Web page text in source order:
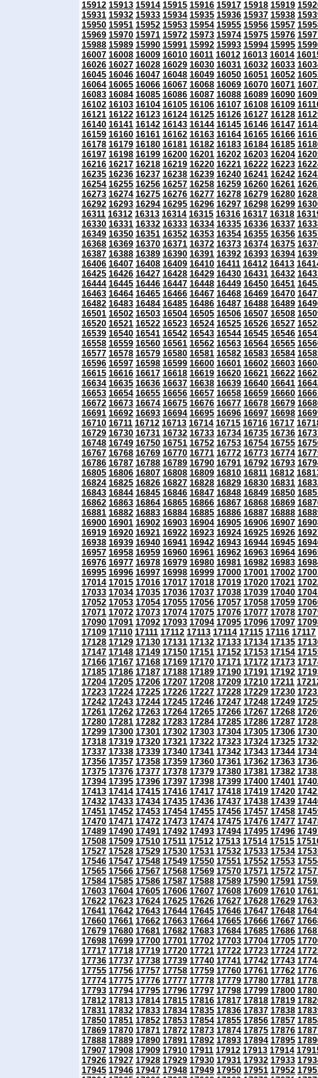
15912 15913 15914 15915 15916 15917 15918 15919
15931 15932 15933 15934 15935 15936 15937 15938
15950 15951 15952 15953 15954 15955 15956 15957
15969 15970 15971 15972 15973 15974 15975 15976
15988 15989 15990 15991 15992 15993 15994 15995
16007 16008 16009 16010 16011 16012 16013 16014
16026 16027 16028 16029 16030 16031 16032 16033
16045 16046 16047 16048 16049 16050 16051 16052
16064 16065 16066 16067 16068 16069 16070 16071
16083 16084 16085 16086 16087 16088 16089 16090
16102 16103 16104 16105 16106 16107 16108 16109
16121 16122 16123 16124 16125 16126 16127 16128
16140 16141 16142 16143 16144 16145 16146 16147
16159 16160 16161 16162 16163 16164 16165 16166
16178 16179 16180 16181 16182 16183 16184 16185
16197 16198 16199 16200 16201 16202 16203 16204
16216 16217 16218 16219 16220 16221 16222 16223
16235 16236 16237 16238 16239 16240 16241 16242
16254 16255 16256 16257 16258 16259 16260 16261
16273 16274 16275 16276 16277 16278 16279 16280
16292 16293 16294 16295 16296 16297 16298 16299
16311 16312 16313 16314 16315 16316 16317 16318
16330 16331 16332 16333 16334 16335 16336 16337
16349 16350 16351 16352 16353 16354 16355 16356
16368 16369 16370 16371 16372 16373 16374 16375
16387 16388 16389 16390 16391 16392 16393 16394
16406 16407 16408 16409 16410 16411 16412 16413
16425 16426 16427 16428 16429 16430 16431 16432
16444 16445 16446 16447 16448 16449 16450 16451
16463 16464 16465 16466 16467 16468 16469 16470
16482 16483 16484 16485 16486 16487 16488 16489
16501 16502 16503 16504 16505 16506 16507 16508
16520 16521 16522 16523 16524 16525 16526 16527
16539 16540 16541 16542 16543 16544 16545 16546
16558 16559 16560 16561 16562 16563 16564 16565
16577 16578 16579 16580 16581 16582 16583 16584
16596 16597 16598 16599 16600 16601 16602 16603
16615 16616 16617 16618 16619 16620 16621 16622
16634 16635 16636 16637 16638 16639 16640 16641
16653 16654 16655 16656 16657 16658 16659 16660
16672 16673 16674 16675 16676 16677 16678 16679
16691 16692 16693 16694 16695 16696 16697 16698
16710 16711 16712 16713 16714 16715 16716 16717
16729 16730 16731 16732 16733 16734 16735 16736
16748 16749 16750 16751 16752 16753 16754 16755
16767 16768 16769 16770 16771 16772 16773 16774
16786 16787 16788 16789 16790 16791 16792 16793
16805 16806 16807 16808 16809 16810 16811 16812
16824 16825 16826 16827 16828 16829 16830 16831
16843 16844 16845 16846 16847 16848 16849 16850
16862 16863 16864 16865 16866 16867 16868 16869
16881 16882 16883 16884 16885 16886 16887 16888
16900 16901 16902 16903 16904 16905 16906 16907
16919 16920 16921 16922 16923 16924 16925 16926
16938 16939 16940 16941 16942 16943 16944 16945
16957 16958 16959 16960 16961 16962 16963 16964
16976 16977 16978 16979 16980 16981 16982 16983
16995 16996 16997 16998 16999 17000 17001 17002
17014 17015 17016 17017 17018 17019 17020 17021
17033 17034 17035 17036 17037 17038 17039 17040
17052 17053 17054 17055 17056 17057 17058 17059
17071 17072 17073 17074 17075 17076 17077 17078
17090 17091 17092 17093 17094 17095 17096 17097
17109 17110 17111 17112 17113 17114 17115 17116 17117
17128 17129 17130 17131 17132 17133 17134 17135
17147 17148 17149 17150 17151 17152 17153 17154
17166 17167 17168 17169 17170 17171 17172 17173
17185 17186 17187 17188 17189 17190 17191 17192
17204 17205 17206 17207 17208 17209 17210 17211
17223 17224 17225 17226 17227 17228 17229 17230
17242 17243 17244 17245 17246 17247 17248 17249
17261 17262 17263 17264 17265 17266 17267 17268
17280 17281 17282 17283 17284 17285 17286 17287
17299 17300 17301 17302 17303 17304 17305 17306
17318 17319 17320 17321 17322 17323 17324 17325
17337 17338 17339 17340 17341 17342 17343 17344
17356 17357 17358 17359 17360 17361 17362 17363
17375 17376 17377 17378 17379 17380 17381 17382
17394 17395 17396 17397 17398 17399 17400 17401
17413 17414 17415 17416 17417 17418 17419 17420
17432 17433 17434 17435 17436 17437 17438 17439
17451 17452 17453 17454 17455 17456 17457 17458
17470 17471 17472 17473 17474 17475 17476 17477
17489 17490 17491 17492 17493 17494 17495 17496
17508 17509 17510 17511 17512 17513 17514 17515
17527 17528 17529 17530 17531 17532 17533 17534
17546 17547 17548 17549 17550 17551 17552 17553
17565 17566 17567 17568 17569 17570 17571 17572
17584 17585 17586 17587 17588 17589 17590 17591
17603 17604 17605 17606 17607 17608 17609 17610
17622 17623 17624 17625 17626 17627 17628 17629
17641 17642 17643 17644 17645 17646 17647 17648
17660 17661 17662 17663 17664 17665 17666 17667
17679 17680 17681 17682 17683 17684 17685 17686
17698 17699 17700 17701 17702 17703 17704 17705
17717 17718 17719 17720 17721 17722 17723 17724
17736 17737 17738 17739 17740 17741 17742 17743
17755 17756 17757 17758 17759 17760 17761 17762
17774 17775 17776 17777 17778 17779 17780 17781
17793 17794 17795 17796 17797 17798 17799 17800
17812 17813 17814 17815 17816 17817 17818 17819
17831 17832 17833 17834 17835 17836 17837 17838
17850 17851 17852 17853 17854 17855 17856 17857
17869 17870 17871 17872 17873 17874 17875 17876
17888 17889 17890 17891 17892 17893 17894 17895
17907 17908 17909 17910 17911 17912 17913 17914
17926 17927 17928 17929 17930 17931 17932 17933
17945 17946 17947 17948 17949 17950 17951 17952